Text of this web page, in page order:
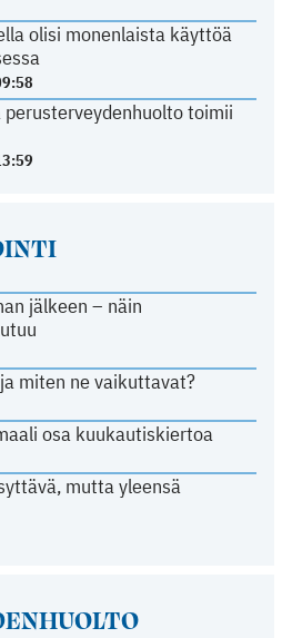
olisi monenlaista käyttöä
perusterveydenhuolto toimii
jälkeen – näin
miten ne vaikuttavat?
osa kuukautiskiertoa
mutta yleensä